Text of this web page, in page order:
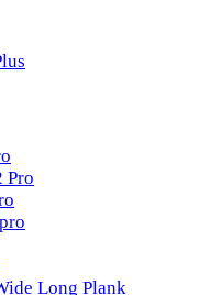
Pro
Long Plank